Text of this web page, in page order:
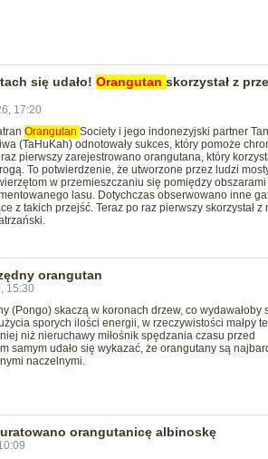
się udało! Orangutan skorzystał z
17:20
Orangutan Society i jego indonezyjski partner
(TaHuKah) odnotowały sukces, który pomoże
pierwszy zarejestrowano orangutana, który
To potwierdzenie, że utworzone przez ludzi
w przemieszczaniu się pomiędzy obszarami
lasu. Dotychczas obserwowano inne
z takich przejść. Teraz po raz pierwszy skorzystał z
orangutan
15:30
(Pongo) skaczą w koronach drzew, co wydawałoby
sporych ilości energii, w rzeczywistości małpy te
niż nieruchawy miłośnik spędzania czasu przed
samym udało się wykazać, że orangutany są
naczelnymi.
orangutanicę albinoskę